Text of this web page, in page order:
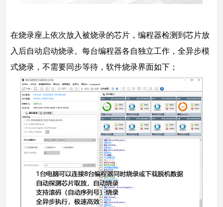
在烧录座上依次放入被烧录的芯片，编程器检测到芯片放
入后自动启动烧录。每台编程器各自独立工作，全异步模
式烧录，不需要同步等待，软件烧录界面如下；